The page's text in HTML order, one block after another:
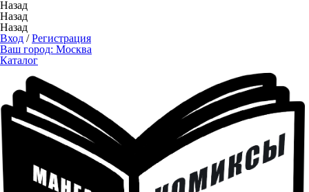
Назад
Назад
Назад
Вход /Регистрация
Ваш город: Москва
Каталог